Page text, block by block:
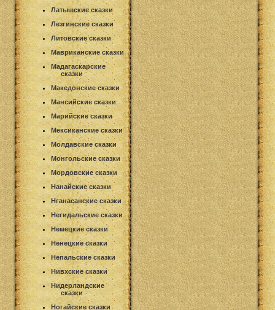
Латышские сказки
Лезгинские сказки
Литовские сказки
Мавриканские сказки
Мадагаскарские
сказки
Македонские сказки
Мансийские сказки
Марийские сказки
Мексиканские сказки
Молдавские сказки
Монгольские сказки
Мордовские сказки
Нанайские сказки
Нганасанские сказки
Негидальские сказки
Немецкие сказки
Ненецкие сказки
Непальские сказки
Нивхские сказки
Нидерландские
сказки
Ногайские сказки